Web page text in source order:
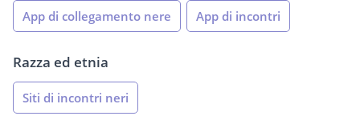
App di collegamento nere App di incontri
Razza ed etnia
Siti di incontri neri